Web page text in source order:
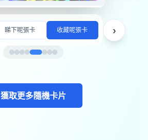
木木梟
睇下呢張卡 收藏呢張卡 ›
獲取更多隨機卡片